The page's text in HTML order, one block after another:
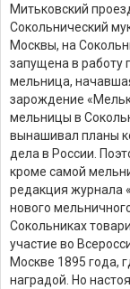
Митьковский
Сокольнический
Москвы, на
запущена в работу
мельница,
зарождение
мельницы в
вынашивал планы
дела в России.
кроме самой
редакция журнала
нового
Сокольниках
участие во
Москве 1895 года,
наградой. Но